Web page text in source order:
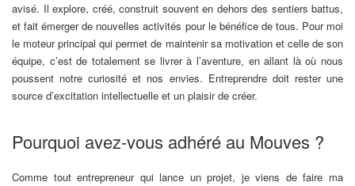
avisé. Il explore, créé, construit souvent en dehors des sentiers battus,
et fait émerger de nouvelles activités pour le bénéfice de tous. Pour moi
le moteur principal qui permet de maintenir sa motivation et celle de son
équipe, c’est de totalement se livrer à l’aventure, en allant là où nous
poussent notre curiosité et nos envies. Entreprendre doit rester une
source d’excitation intellectuelle et un plaisir de créer.
Pourquoi avez-vous adhéré au Mouves ?
Comme tout entrepreneur qui lance un projet, je viens de faire ma